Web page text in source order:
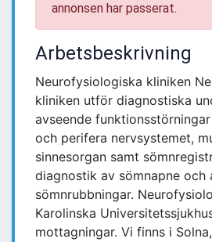
annonsen har passerat.
Arbetsbeskrivning
Neurofysiologiska kliniken
kliniken utför diagnostiska
avseende
och perifera nervsystemet,
sinnesorgan samt
diagnostik av sömnapne och
sömnrubbningar.
Karolinska
mottagningar. Vi finns i